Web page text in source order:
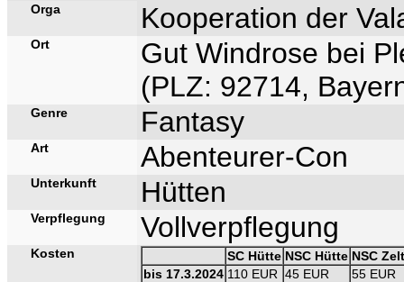
Orga Kooperation der
Ort
Gut Windrose bei
(PLZ: 92714,
Genre Fantasy
Art Abenteurer-Con
Unterkunft Hütten
Verpflegung Vollverpflegung
Kosten SC Hütte NSC Hütte NSC Zelt
bis 17.3.2024 110 EUR 45 EUR
55 EUR